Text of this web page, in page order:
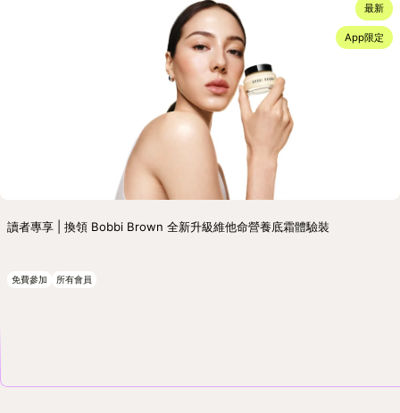
最新
App限定
讀者專享 | 換領 Bobbi Brown 全新升級維他命營養底霜體驗裝
免費參加 所有會員